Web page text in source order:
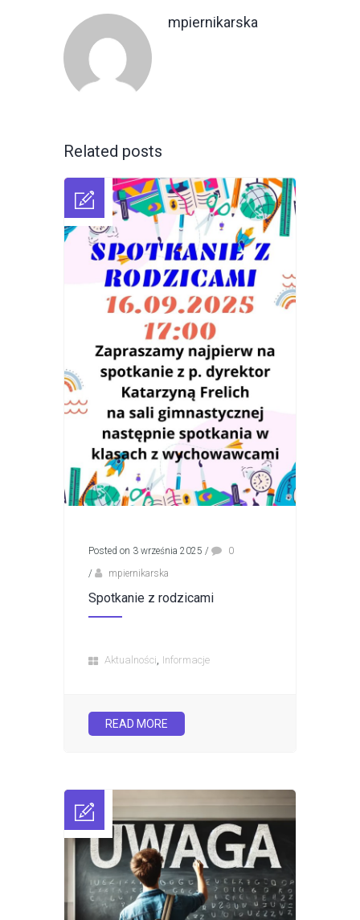
mpiernikarska
Related posts
Posted on 3 września 2025 /
0
/
mpiernikarska
Spotkanie z rodzicami
Aktualności Informacje
READ MORE